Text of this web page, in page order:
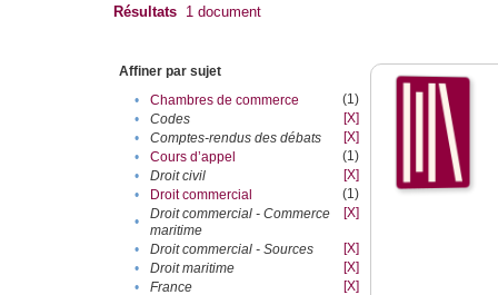
Résultats 1 document
Affiner par sujet
•
Chambres de commerce
(1)
•
Codes
[X]
•
Comptes-rendus des débats
[X]
•
Cours d’appel
(1)
•
Droit civil
[X]
•
Droit commercial
(1)
•
Droit commercial - Commerce
maritime
[X]
• Droit commercial - Sources
[X]
•
Droit maritime
[X]
•
France
[X]